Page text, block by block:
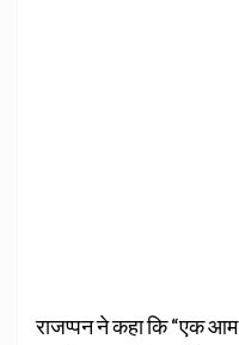
राजप्पन ने कहा कि “एक